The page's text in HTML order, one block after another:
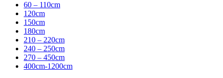
60 – 110cm
120cm
150cm
180cm
210 – 220cm
240 – 250cm
270 – 450cm
400cm-1200cm